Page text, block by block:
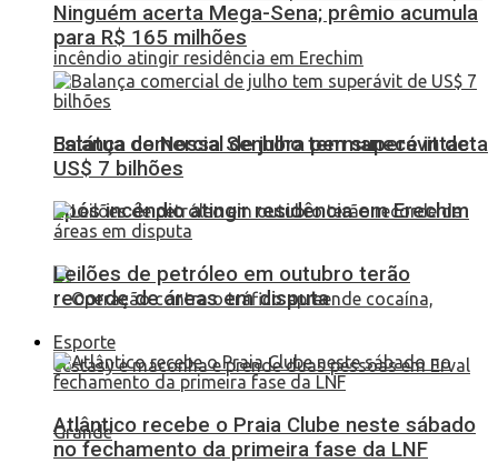
Estátua de Nossa Senhora permanece intacta
após incêndio atingir residência em Erechim
Ninguém acerta Mega-Sena; prêmio acumula
para R$ 165 milhões
Balança comercial de julho tem superávit de
US$ 7 bilhões
Leilões de petróleo em outubro terão
recorde de áreas em disputa
Esporte
Atlântico recebe o Praia Clube neste sábado
no fechamento da primeira fase da LNF